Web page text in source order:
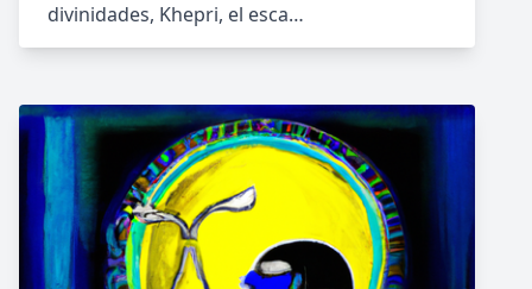
divinidades, Khepri, el esca…